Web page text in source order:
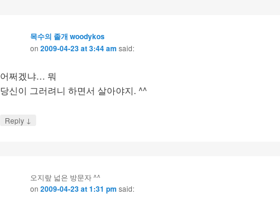
목수의 졸개 woodykos
on 2009-04-23 at 3:44 am said:
어쩌겠냐… 뭐
당신이 그러려니 하면서 살아야지. ^^
Reply ↓
오지랖 넓은 방문자 ^^
on 2009-04-23 at 1:31 pm said: